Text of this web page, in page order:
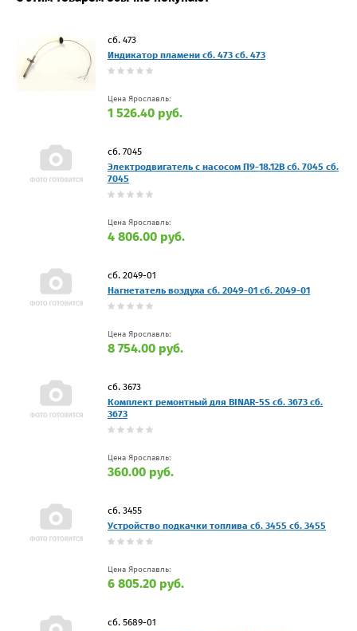
сб. 473
Индикатор пламени сб. 473 сб. 473
Цена Ярославль:
1 526.40 руб.
сб. 7045
Электродвигатель с насосом П9-18.12В сб. 7045 сб.
7045
Цена Ярославль:
4 806.00 руб.
сб. 2049-01
Нагнетатель воздуха сб. 2049-01 сб. 2049-01
Цена Ярославль:
8 754.00 руб.
сб. 3673
Комплект ремонтный для BINAR-5S сб. 3673 сб.
3673
Цена Ярославль:
360.00 руб.
сб. 3455
Устройство подкачки топлива сб. 3455 сб. 3455
Цена Ярославль:
6 805.20 руб.
сб. 5689-01